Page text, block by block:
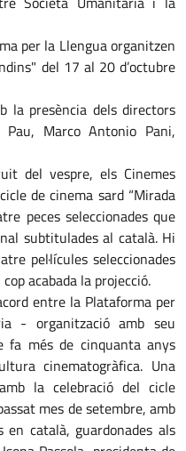
per la Llengua organitzen
del 17 al 20 d’octubre
la presència dels directors
Pau, Marco Antonio Pani,
del vespre, els Cinemes
de cinema sard “Mirada
peces seleccionades que
subtitulades al català. Hi
pel·lícules seleccionades
acabada la projecció.
entre la Plataforma per
- organització amb seu
fa més de cinquanta anys
cinematogràfica. Una
la celebració del cicle
mes de setembre, amb
en català, guardonades als